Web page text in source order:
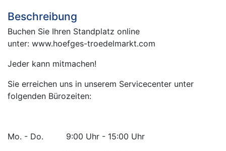
Beschreibung
Buchen Sie Ihren Standplatz online
unter: www.hoefges-troedelmarkt.com
Jeder kann mitmachen!
Sie erreichen uns in unserem Servicecenter unter
folgenden Bürozeiten:
Mo. - Do. 9:00 Uhr - 15:00 Uhr